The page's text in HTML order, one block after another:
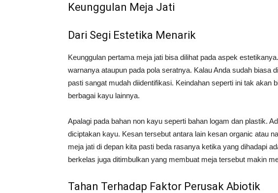
Keunggulan Meja Jati
Dari Segi Estetika Menarik
Keunggulan pertama meja jati bisa dilihat pada aspek
warnanya ataupun pada pola seratnya. Kalau Anda sudah biasa
pasti sangat mudah diidentifikasi. Keindahan seperti ini tak akan
berbagai kayu lainnya.
Apalagi pada bahan non kayu seperti bahan logam dan plastik.
diciptakan kayu. Kesan tersebut antara lain kesan organic atau
meja jati di depan kita pasti beda rasanya ketika yang dihadapi
berkelas juga ditimbulkan yang membuat meja tersebut makin
Tahan Terhadap Faktor Perusak Abiotik